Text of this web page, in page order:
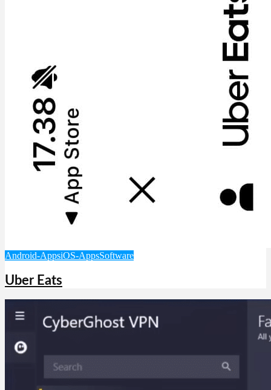
Android-AppsiOS-AppsSoftware
Uber Eats